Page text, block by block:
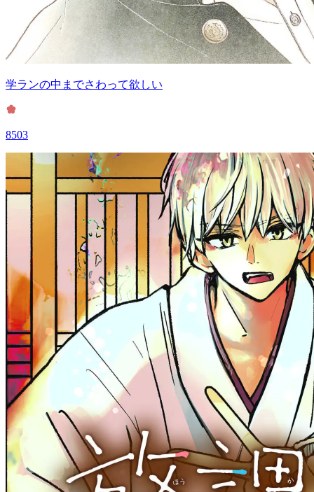
学ランの中までさわって欲しい
8503